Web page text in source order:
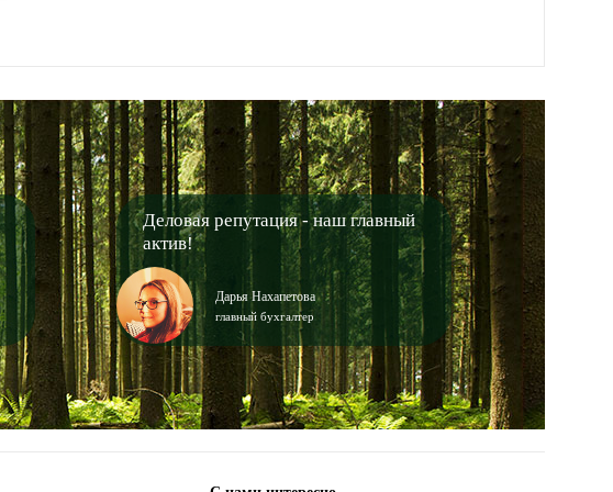
Деловая репутация - наш главный
актив!
Дарья Нахапетова
главный бухгалтер